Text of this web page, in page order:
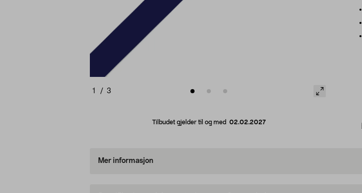
1 / 3
Tilbudet gjelder til og med 02.02.2027
Mer informasjon